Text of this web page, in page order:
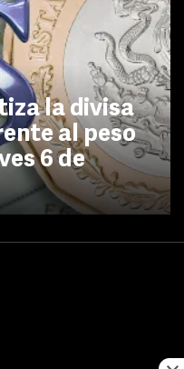
la divisa
al peso
6 de